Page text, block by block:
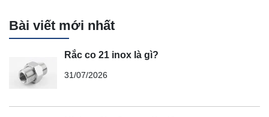
Bài viết mới nhất
Rắc co 21 inox là gì?
31/07/2026